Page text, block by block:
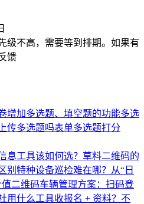
级不高，需要等到排期。如果有
馈
增加多选题、填空题的功能多选
传多选题吗表单多选题打分
息工具该如何选？ 草料二维码的
别 特种设备巡检难在哪？从“日
二维码车辆管理方案：扫码登
用什么工具收报名 + 资料？不